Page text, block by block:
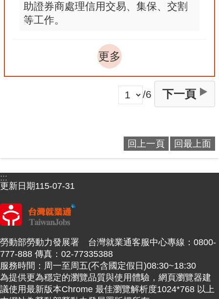
助證券商處理信用交易、集保、交割
等工作。
更多
/6 下一頁
回上一頁 回最上面
:::
更新日期115-07-31
勞動部勞動力發展署 台灣就業通客服中心專線：0800-
777-888 傳真：02-77335388
服務時間：周一至周五(不含國定假日)08:30~18:30
為提供更為穩定的瀏覽品質與使用體驗，網頁瀏覽器建
議使用最新版本Chrome 最佳瀏覽解析度1024*768 以上